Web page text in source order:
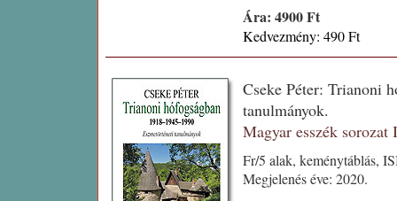
Ára: 4900 Ft
Kedvezmény: 490 Ft
Cseke Péter: Trianoni
tanulmányok.
Magyar esszék sorozat
Fr/5 alak, keménytáblás,
Megjelenés éve: 2020.